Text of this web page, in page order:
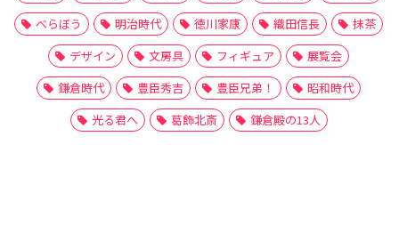
べらぼう
明治時代 徳川家康 織田信長
抹茶
デザイン
文房具 フィギュア
展覧会
鎌倉時代
豊臣秀吉 豊臣兄弟！
昭和時代
光る君へ
葛飾北斎 鎌倉殿の13人